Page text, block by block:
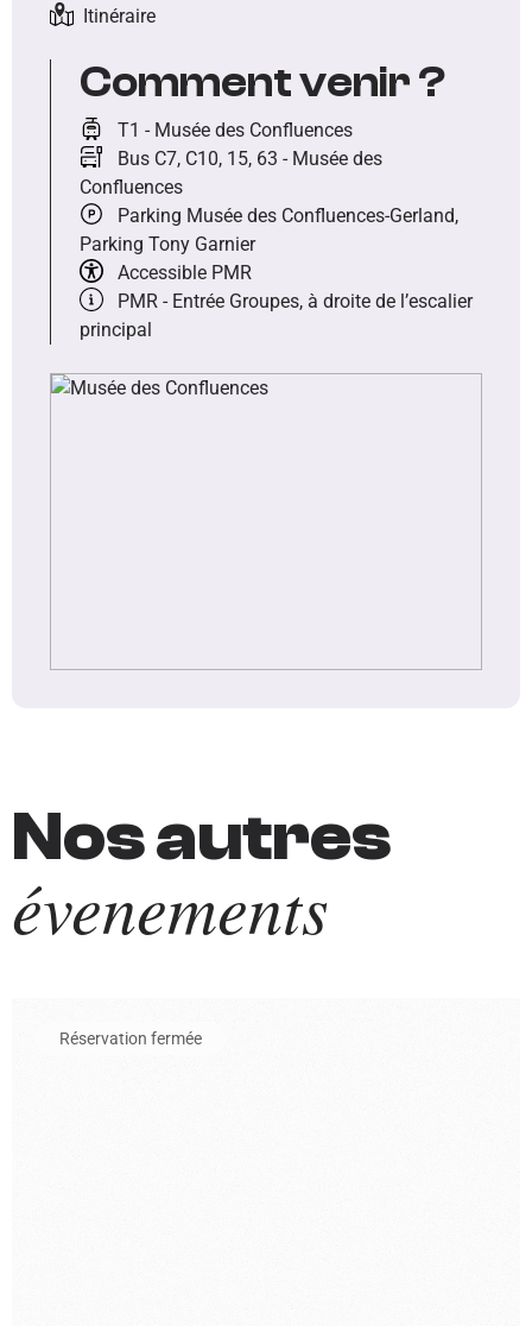
Itinéraire
Comment venir ?
T1 - Musée des Confluences
Bus C7, C10, 15, 63 - Musée des
Confluences
Parking Musée des Confluences-Gerland,
Parking Tony Garnier
Accessible PMR
PMR - Entrée Groupes, à droite de l’escalier
principal
Nos autres
évenements
Réservation fermée